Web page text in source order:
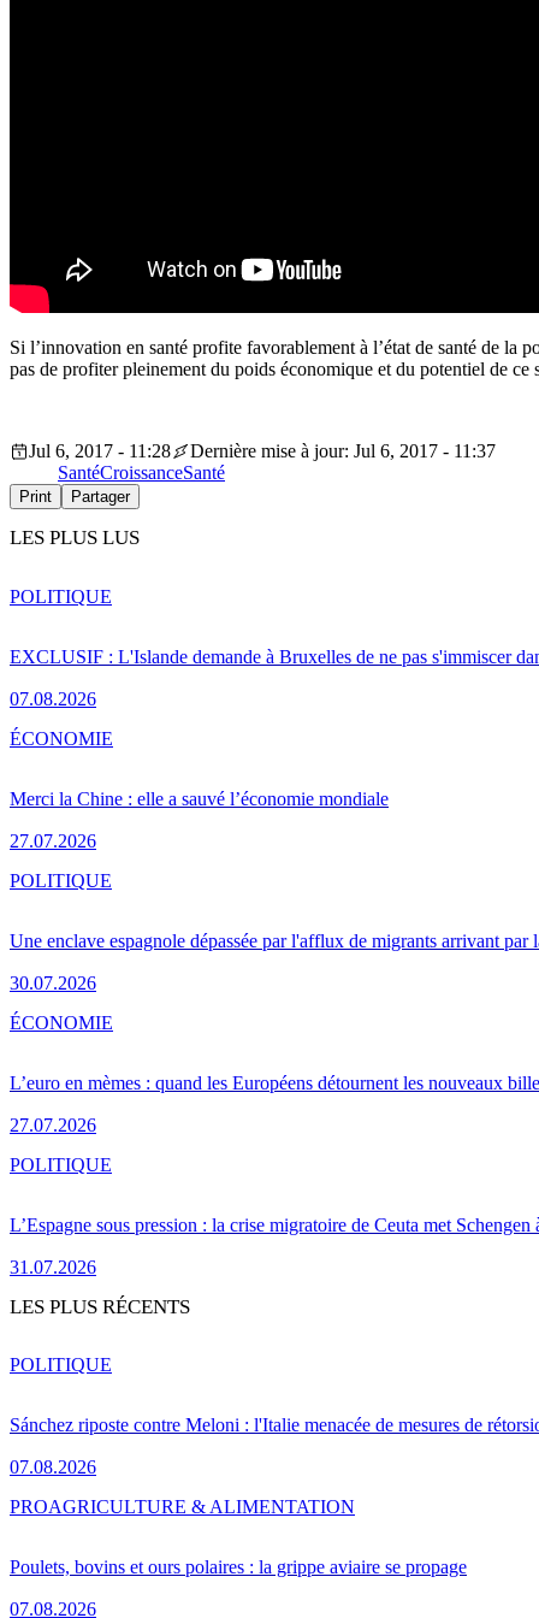
Si l’innovation en santé profite favorablement à l’état de santé de la
pas de profiter pleinement du poids économique et du potentiel de ce
Jul 6, 2017 - 11:28
Dernière mise à jour: Jul 6, 2017 - 11:37
SantéCroissanceSanté
Print Partager
LES PLUS LUS
EXCLUSIF : L'Islande demande à Bruxelles de ne pas s'immiscer
07.08.2026
POLITIQUE
Merci la Chine : elle a sauvé l’économie mondiale
27.07.2026
ÉCONOMIE
Une enclave espagnole dépassée par l'afflux de migrants arrivant par
30.07.2026
POLITIQUE
L’euro en mèmes : quand les Européens détournent les nouveaux
27.07.2026
ÉCONOMIE
L’Espagne sous pression : la crise migratoire de Ceuta met Schengen
31.07.2026
POLITIQUE
LES PLUS RÉCENTS
Sánchez riposte contre Meloni : l'Italie menacée de mesures de
07.08.2026
POLITIQUE
Poulets, bovins et ours polaires : la grippe aviaire se propage
07.08.2026
PROAGRICULTURE & ALIMENTATION